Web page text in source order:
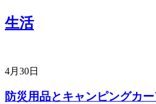
生活
4月30日
防災用品とキャンピングカ